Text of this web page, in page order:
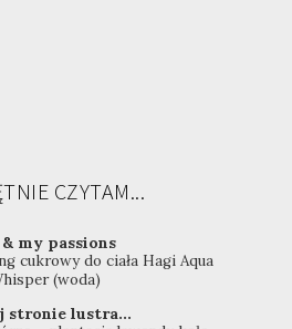
CZYTAM...
my passions
cukrowy do ciała Hagi Aqua
(woda)
stronie lustra...